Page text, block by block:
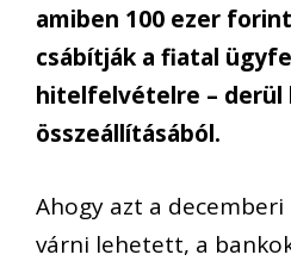
amiben 100 ezer
csábítják a fiatal
hitelfelvételre – derül
összeállításából.
Ahogy azt a
várni lehetett, a